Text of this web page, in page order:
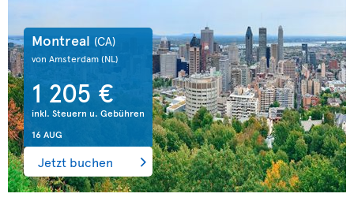
Montreal (CA)
von Amsterdam(NL)
1 205 €
inkl. Steuern u. Gebühren
16 AUG
Jetzt buchen